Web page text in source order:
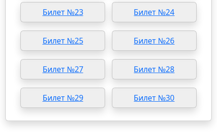
Билет №23 Билет №24
Билет №25 Билет №26
Билет №27 Билет №28
Билет №29 Билет №30